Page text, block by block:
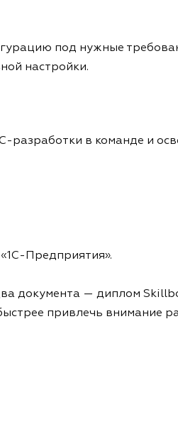
под нужные
настройки.
разработки в команде и
Предприятия».
документа — диплом
привлечь внимание